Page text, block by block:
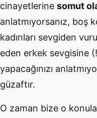
cinayetlerine somut
anlatmıyorsanız, boş
kadınları sevgiden
eden erkek sevgisine
yapacağınızı
güzaftır.
O zaman bize o